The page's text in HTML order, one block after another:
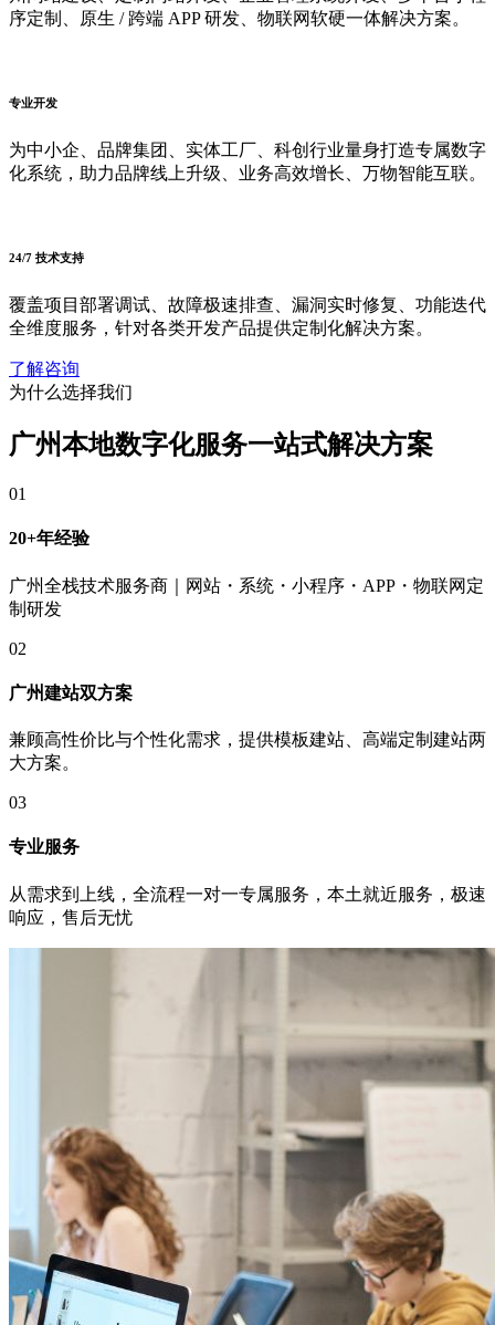
序定制、原生 / 跨端 APP 研发、物联网软硬一体解决方案。
专业开发
为中小企、品牌集团、实体工厂、科创行业量身打造专属数字
化系统，助力品牌线上升级、业务高效增长、万物智能互联。
24/7 技术支持
覆盖项目部署调试、故障极速排查、漏洞实时修复、功能迭代
全维度服务，针对各类开发产品提供定制化解决方案。
了解咨询
为什么选择我们
广州本地数字化服务一站式解决方案
01
20+年经验
广州全栈技术服务商｜网站・系统・小程序・APP・物联网定
制研发
02
广州建站双方案
兼顾高性价比与个性化需求，提供模板建站、高端定制建站两
大方案。
03
专业服务
从需求到上线，全流程一对一专属服务，本土就近服务，极速
响应，售后无忧